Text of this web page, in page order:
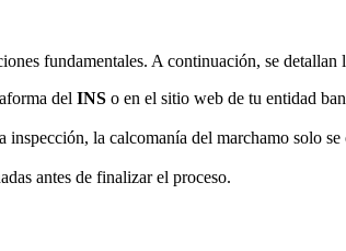
fundamentales. A continuación, se detallan
del INS o en el sitio web de tu entidad
inspección, la calcomanía del marchamo solo
antes de finalizar el proceso.